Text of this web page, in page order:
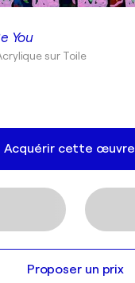
You
sur Toile
Acquérir cette œuvre
Proposer un prix